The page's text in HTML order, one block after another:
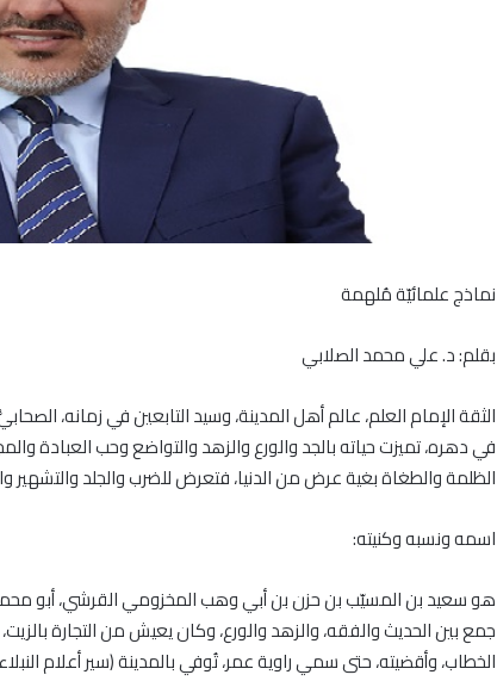
نماذج علمائيّة ملهمة
بقلم:د. علي محمد الصلابي
الثقة الإمام العلم، عالم أهل المدينة، وسيد التابعين في زمانه،
في دهره، تميزت حياته بالجد والورع والزهد والتواضع وحب العبادة
الظلمة والطغاة بغية عرض من الدنيا، فتعرض للضرب والجلد والتشهير
اسمه ونسبهوكنيته:
هو سعيد بن المسيّب بن حزن بن أبي وهب المخزومي القرشي، أبو محمد،
جمع بين الحديث والفقه، والزهد والورع، وكان يعيش من التجارة
الخطاب، وأقضيته، حتى سمي راوية عمر، تُوفي بالمدينة(سير أعلام النبلاء